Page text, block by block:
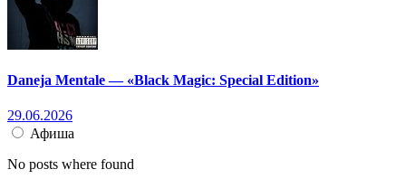
Daneja Mentale — «Black Magic: Special Edition»
29.06.2026
Афиша
No posts where found